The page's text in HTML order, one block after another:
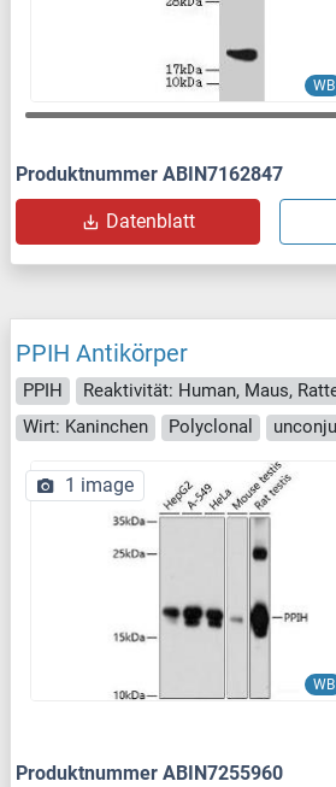
WB
Produktnummer ABIN7162847
Datenblatt
PPIH Antikörper
PPIH Reaktivität: Human, Maus,
Wirt: Kaninchen
Polyclonal
WB
1 image
Produktnummer ABIN7255960